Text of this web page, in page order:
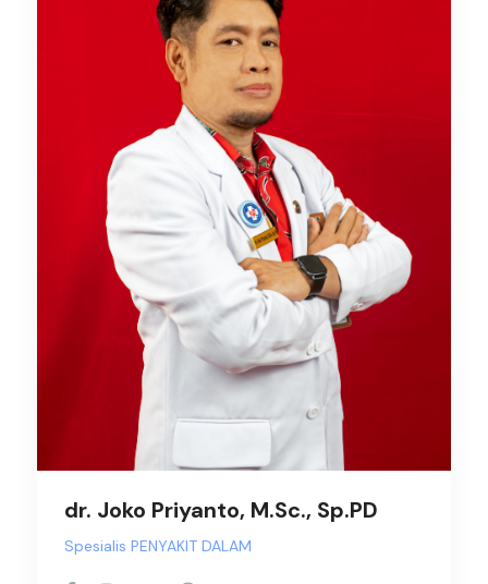
dr. Joko Priyanto, M.Sc., Sp.PD
Spesialis PENYAKIT DALAM